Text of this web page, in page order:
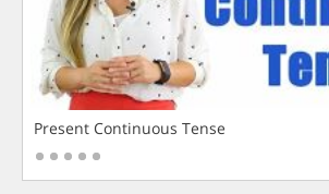
Present Continuous Tense